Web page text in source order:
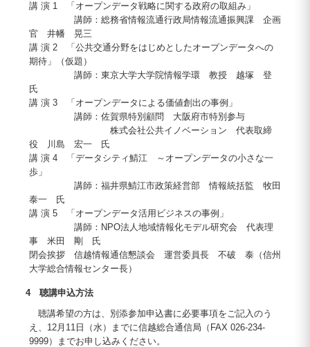
講 演 1 「オープンデータ戦略に関する政府の取組み」
講師：総務省情報流通行政局情報流通振興課 企画
官 井幡 晃三
講 演 2 「公共交通分野をはじめとしたオープンデータへの
期待」（仮題）
講師：東京大学大学院情報学環 教授 越塚 登
氏
講 演 3 「オープンデータによる価値創出の事例」
講師：佐賀県特別顧問 大阪府市特別参与
株式会社公共イノベーション 代表取締
役 川島 宏一 氏
講 演 4 「データシティ鯖江 ～オープンデータの小さな一
歩」
講師：福井県鯖江市政策経営部 情報統括監 牧田
泰一 氏
講 演 5 「オープンデータ活用ビジネスの事例」
講師：NPO法人地域情報化モデル研究会 代表理
事 米田 剛 氏
閉会挨拶 信越情報通信懇談会 運営委員長 不破 泰（信州
大学総合情報センター長）
4 聴講申込方法
聴講希望の方は、別添参加申込書に必要事項をご記入のう
え、12月11日（水）までに信越総合通信局（FAX 026-234-
9999）までお申し込みください。